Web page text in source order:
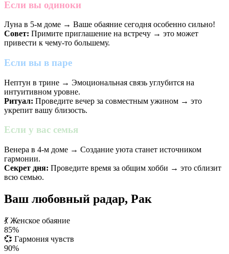
Если вы одиноки
Луна в 5-м доме → Ваше обаяние сегодня особенно сильно!
Совет: Примите приглашение на встречу → это может
привести к чему-то большему.
Если вы в паре
Нептун в трине → Эмоциональная связь углубится на
интуитивном уровне.
Ритуал: Проведите вечер за совместным ужином → это
укрепит вашу близость.
Если у вас семья
Венера в 4-м доме → Создание уюта станет источником
гармонии.
Секрет дня: Проведите время за общим хобби → это сблизит
всю семью.
Ваш любовный радар, Рак
💃 Женское обаяние
85%
💞 Гармония чувств
90%